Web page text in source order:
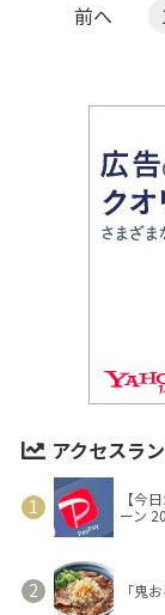
前へ
アクセスラ
【今
ーン
「鬼